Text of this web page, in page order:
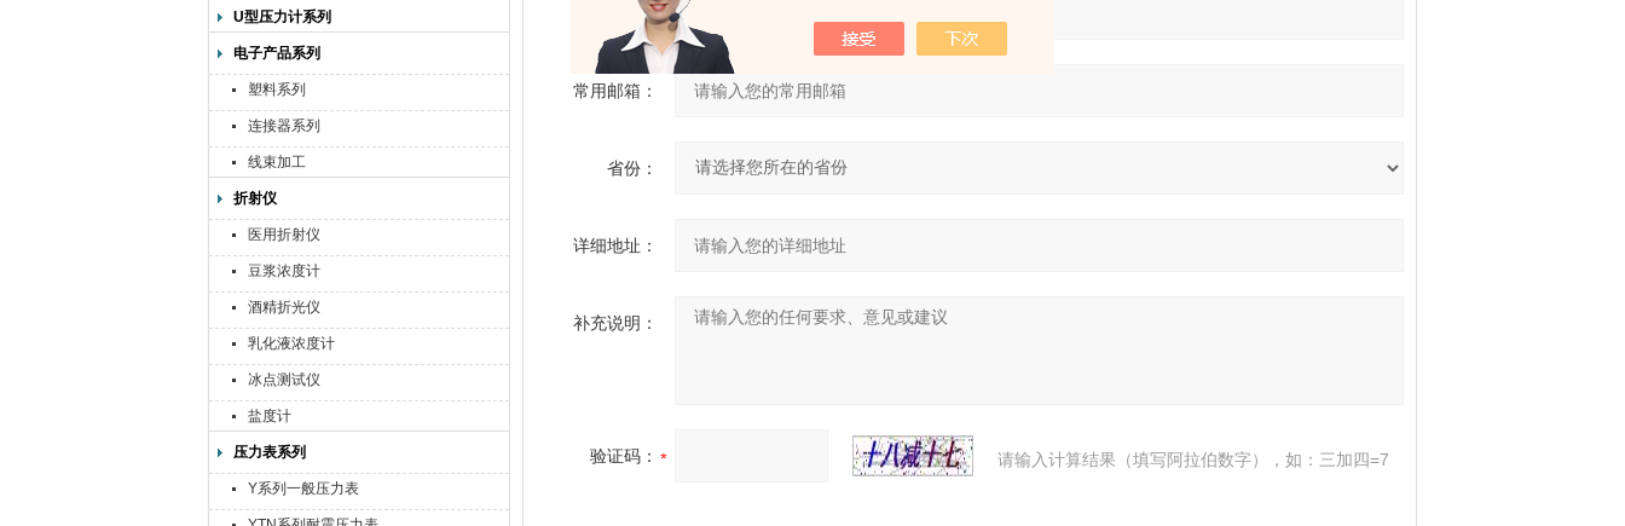
U型压力计系列
电子产品系列
塑料系列
连接器系列
线束加工
折射仪
医用折射仪
豆浆浓度计
酒精折光仪
乳化液浓度计
冰点测试仪
盐度计
压力表系列
Y系列一般压力表
联系电话：
常用邮箱：
省份：
详细地址：
补充说明：
验证码： 请输入计算结果（填写阿拉伯数字），如：三加四=7